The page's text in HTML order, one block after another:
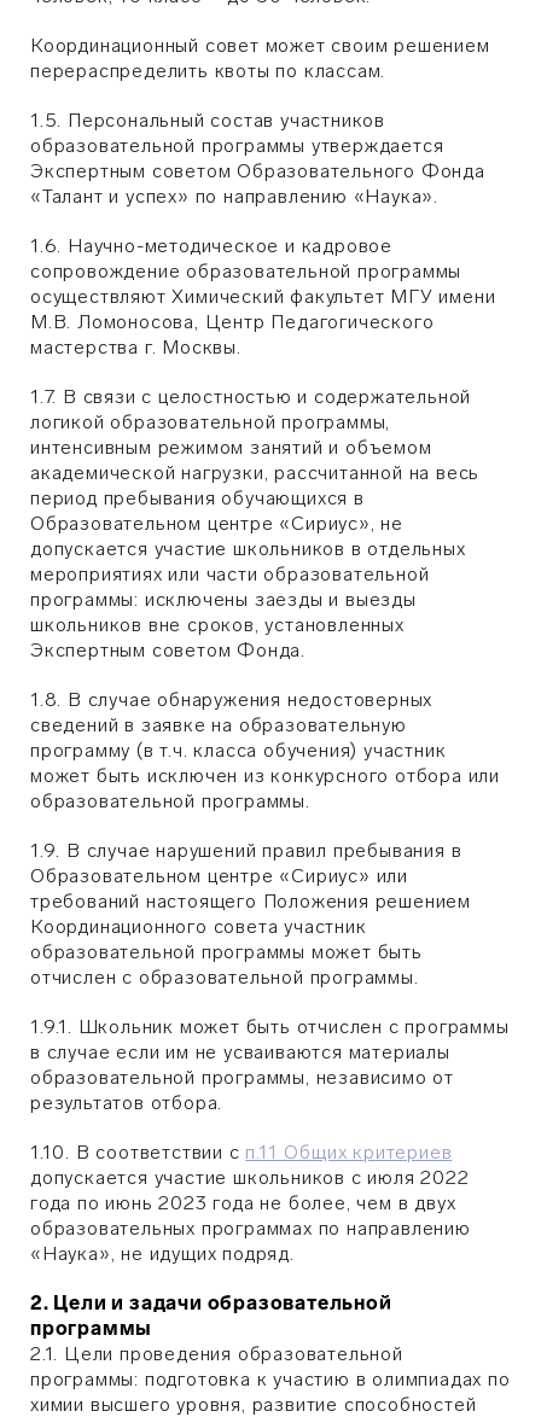
Координационный совет может своим решением
перераспределить квоты по классам.
1.5. Персональный состав участников
образовательной программы утверждается
Экспертным советом Образовательного Фонда
«Талант и успех» по направлению «Наука».
1.6. Научно-методическое и кадровое
сопровождение образовательной программы
осуществляют Химический факультет МГУ имени
М.В. Ломоносова, Центр Педагогического
мастерства г. Москвы.
1.7. В связи с целостностью и содержательной
логикой образовательной программы,
интенсивным режимом занятий и объемом
академической нагрузки, рассчитанной на весь
период пребывания обучающихся в
Образовательном центре «Сириус», не
допускается участие школьников в отдельных
мероприятиях или части образовательной
программы: исключены заезды и выезды
школьников вне сроков, установленных
Экспертным советом Фонда.
1.8. В случае обнаружения недостоверных
сведений в заявке на образовательную
программу (в т.ч. класса обучения) участник
может быть исключен из конкурсного отбора или
образовательной программы.
1.9. В случае нарушений правил пребывания в
Образовательном центре «Сириус» или
требований настоящего Положения решением
Координационного совета участник
образовательной программы может быть
отчислен с образовательной программы.
1.9.1. Школьник может быть отчислен с программы
в случае если им не усваиваются материалы
образовательной программы, независимо от
результатов отбора.
1.10. В соответствии с п.11 Общих критериев
допускается участие школьников с июля 2022
года по июнь 2023 года не более, чем в двух
образовательных программах по направлению
«Наука», не идущих подряд.
2. Цели и задачи образовательной
программы
2.1. Цели проведения образовательной
программы: подготовка к участию в олимпиадах по
химии высшего уровня, развитие способностей